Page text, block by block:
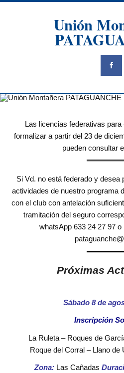
Saltar
Unión
Las licencias federativas para
formalizar a partir del 23 de
pueden consultar
Si Vd. no está federado y desea
actividades de nuestro programa
con el club con antelación
tramitación del seguro
whatsApp 633 24 27 97
Próximas
Sábado 8 de
Inscripción
La Ruleta – Roques de
Roque del Corral – Llano de
Zona:Las Cañadas